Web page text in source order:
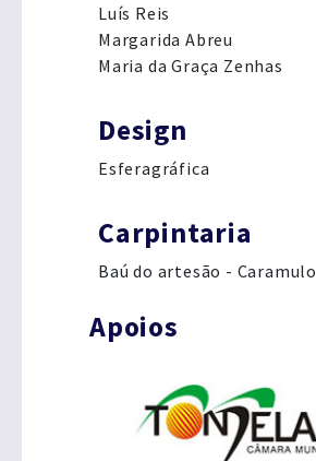
Luís Reis
Margarida Abreu
Maria da Graça Zenhas
Design
Esferagráfica
Carpintaria
Baú do artesão - Caramulo
Apoios